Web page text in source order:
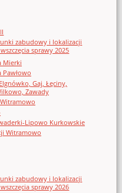
zabudowy i lokalizacji
sprawy 2025
Mierki
Gaj, Łęciny,
Zawady
Lipowo Kurkowskie
Witramowo
zabudowy i lokalizacji
sprawy 2026